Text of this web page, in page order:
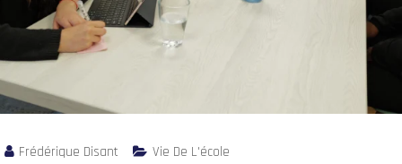
Frédérique Disant Vie De L'école